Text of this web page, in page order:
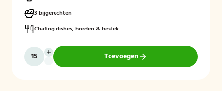
3 bijgerechten
Chafing dishes, borden & bestek
Toevoegen